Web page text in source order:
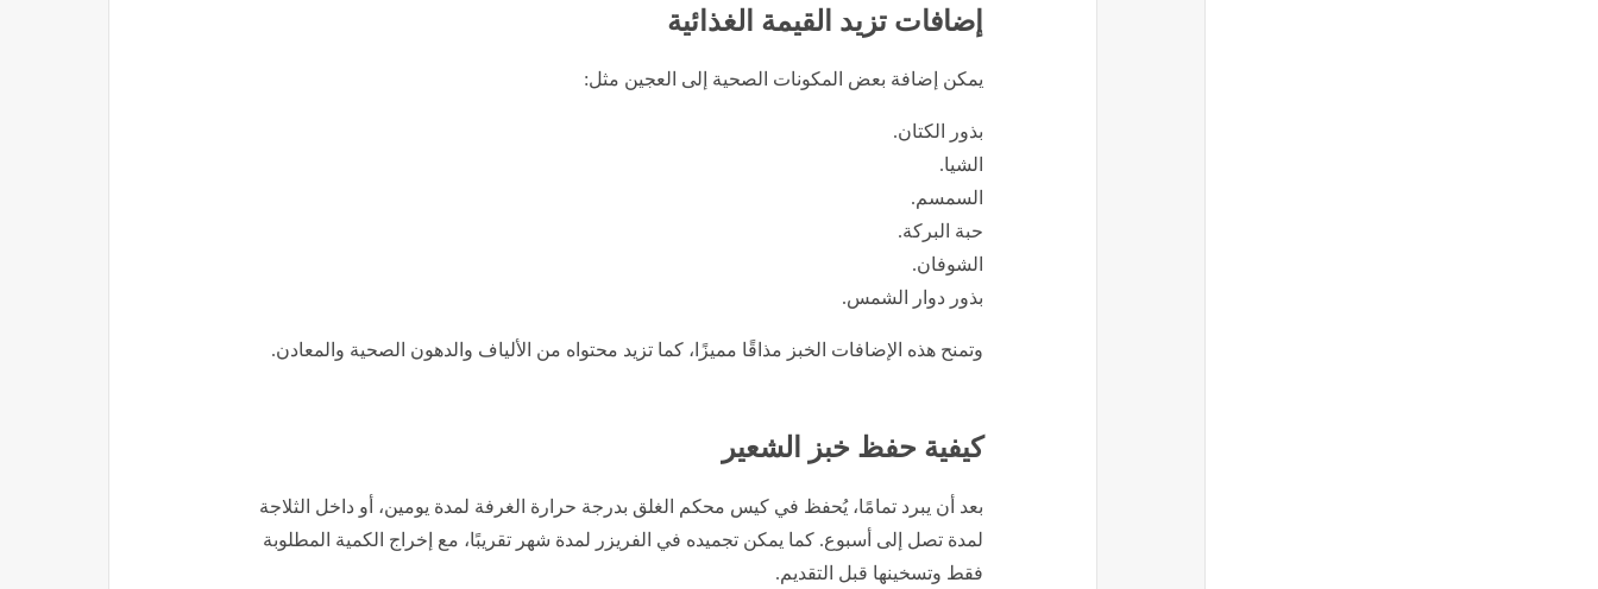
إضافات تزيد القيمة الغذائية
يمكن إضافة بعض المكونات الصحية إلى العجين مثل:
بذور الكتان.
الشيا.
السمسم.
حبة البركة.
الشوفان.
بذور دوار الشمس.
وتمنح هذه الإضافات الخبز مذاقًا مميزًا، كما تزيد محتواه من الألياف والدهون الصحية والمعادن.
كيفية حفظ خبز الشعير
بعد أن يبرد تمامًا، يُحفظ في كيس محكم الغلق بدرجة حرارة الغرفة لمدة يومين، أو داخل الثلاجة
لمدة تصل إلى أسبوع. كما يمكن تجميده في الفريزر لمدة شهر تقريبًا، مع إخراج الكمية المطلوبة
فقط وتسخينها قبل التقديم.